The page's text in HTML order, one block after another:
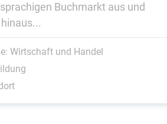
Buchmarkt aus und
Wirtschaft und Handel